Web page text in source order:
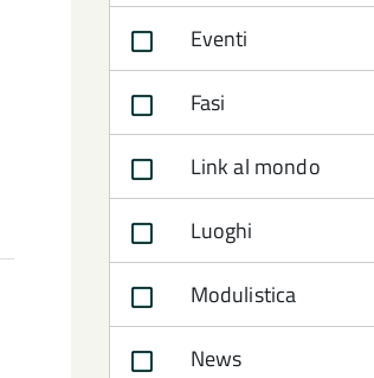
Eventi
Fasi
Link al mondo
Luoghi
Modulistica
News